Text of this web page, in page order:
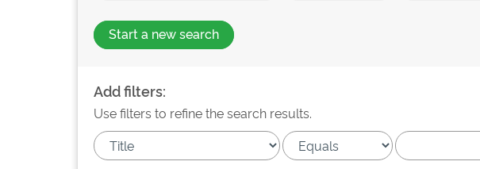
Start a new search
Add filters:
Use filters to refine the search results.